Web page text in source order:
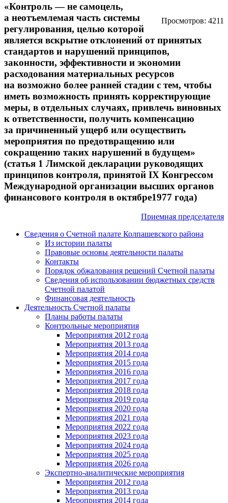
Просмотров: 4211
«Контроль — не самоцель,
а неотъемлемая часть системы
регулирования, целью которой
является вскрытие отклонений от принятых
стандартов и нарушений принципов,
законности, эффективности и экономии
расходования материальных ресурсов
на возможно более ранней стадии с тем, чтобы
иметь возможность принять корректирующие
меры, в отдельных случаях, привлечь виновных
к ответственности, получить компенсацию
за причиненный ущерб или осуществить
мероприятия по предотвращению или
сокращению таких нарушений в будущем»
(статья 1 Лимской декларации руководящих
принципов контроля, принятой IX Конгрессом
Международной организации высших органов
финансового контроля в октябре1977 года)
Приемная председателя
Сведения о Счетной палате Колпашевского района
Из истории палаты
Правовые основы деятельности палаты
Контакты
Порядок обжалования решений Счетной палаты
Сведения об использовании бюджетных средств
Счетной палатой
Финансовая деятельность
Деятельность Счетной палаты
Планы работы палаты
Контрольные мероприятия
Мероприятия 2012 года
Мероприятия 2013 года
Мероприятия 2014 года
Мероприятия 2015 года
Мероприятия 2016 года
Мероприятия 2017 года
Мероприятия 2018 года
Мероприятия 2019 года
Мероприятия 2020 года
Мероприятия 2021 года
Мероприятия 2022 года
Мероприятия 2023 года
Мероприятия 2024 года
Мероприятия 2025 года
Мероприятия 2026 года
Экспертно-аналитические мероприятия
Мероприятия 2012 года
Мероприятия 2013 года
Мероприятия 2014 года